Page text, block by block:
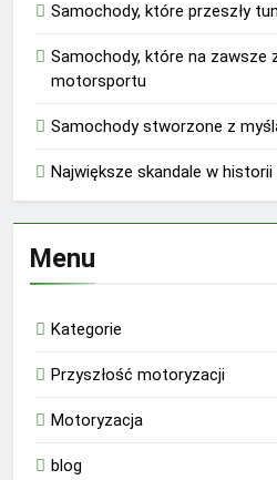
Samochody, które przeszły
Samochody, które na zawsze
motorsportu
Samochody stworzone z
Największe skandale w
Menu
Kategorie
Przyszłość motoryzacji
Motoryzacja
blog